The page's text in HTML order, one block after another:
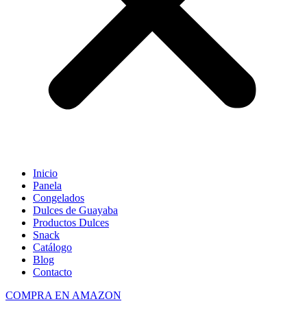
Inicio
Panela
Congelados
Dulces de Guayaba
Productos Dulces
Snack
Catálogo
Blog
Contacto
COMPRA EN AMAZON